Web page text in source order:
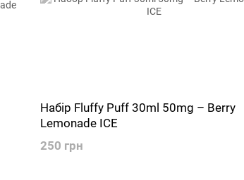
Набір Fluffy Puff 30ml 50mg – Berry
Lemonade ICE
250 грн